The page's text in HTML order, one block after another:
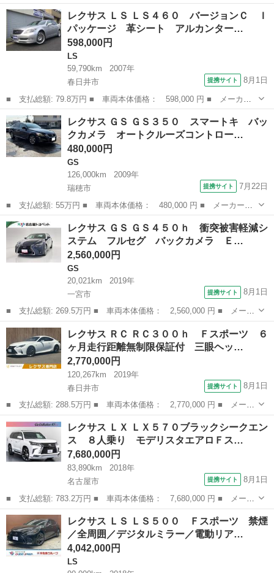
ー名： レクサス ■ 車種名： ＮＸ ■ グレード名： ＮＸ３００
ｈ Ｉパッケージ 衝突被害軽減システム メモリーナビ フルセ
グ バック...
愛知 一宮市 レクサス
レクサス ＬＳ ＬＳ４６０ バージョンＣ Ｉ
パッケージ 革シート アルカンター…
598,000円
LS
59,790km
2007年
春日井市
提携サイト 8月1日
■ 支払総額: 79.8万円 ■ 車両本体価格： 598,000 円 ■ メーカー
名： レクサス ■ 車種名： ＬＳ ■ グレード名： ＬＳ４６０
バージョンＣ Ｉパッケージ 革シート アルカンターラ ２０イン
チアルミ ナ...
愛知 春日井市
レクサス ＧＳ ＧＳ３５０ スマートキ バッ
クカメラ オートクルーズコントロー…
480,000円
GS
126,000km
2009年
瑞穂市
提携サイト 7月22日
■ 支払総額: 55万円 ■ 車両本体価格： 480,000 円 ■ メーカー
名： レクサス ■ 車種名： ＧＳ ■ グレード名： ＧＳ３５０
スマートキ バックカメラ オートクルーズコントロール パワーシ
ート ナビ パワ...
岐阜 瑞穂市 GS
レクサス ＧＳ ＧＳ４５０ｈ 衝突被害軽減シ
ステム フルセグ バックカメラ Ｅ…
2,560,000円
GS
20,021km
2019年
一宮市
提携サイト 8月1日
■ 支払総額: 269.5万円 ■ 車両本体価格： 2,560,000 円 ■ メーカ
ー名： レクサス ■ 車種名： ＧＳ ■ グレード名： ＧＳ４５０
ｈ 衝突被害軽減システム フルセグ バックカメラ ＥＴＣ ドラ
レコ Ｃ...
愛知 一宮市 GS
レクサス ＲＣ ＲＣ３００ｈ Ｆスポーツ ６
ヶ月走行距離無制限保証付 三眼ヘッ…
2,770,000円
120,267km
2019年
春日井市
提携サイト 8月1日
■ 支払総額: 288.5万円 ■ 車両本体価格： 2,770,000 円 ■ メーカ
ー名： レクサス ■ 車種名： ＲＣ ■ グレード名： ＲＣ３００
ｈ Ｆスポーツ ６ヶ月走行距離無制限保証付 三眼ヘッドライト
本革シー...
愛知 春日井市 レクサス
レクサス ＬＸ ＬＸ５７０ブラックシークエン
ス ８人乗り モデリスタエアロＦス…
7,680,000円
83,890km
2018年
名古屋市
提携サイト 8月1日
■ 支払総額: 783.2万円 ■ 車両本体価格： 7,680,000 円 ■ メーカ
ー名： レクサス ■ 車種名： ＬＸ ■ グレード名： ＬＸ５７０
ブラックシークエンス ８人乗り モデリスタエアロＦスポイラー／
Ｒスカー...
愛知 名古屋市 レクサス
レクサス ＬＳ ＬＳ５００ Ｆスポーツ 禁煙
／全周囲／デジタルミラー／電動リア…
4,042,000円
LS